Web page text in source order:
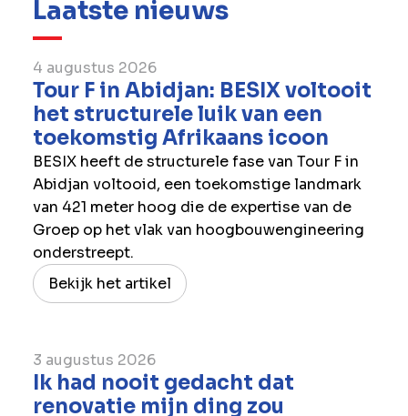
Laatste nieuws
4 augustus 2026
Tour F in Abidjan: BESIX voltooit
het structurele luik van een
toekomstig Afrikaans icoon
BESIX heeft de structurele fase van Tour F in
Abidjan voltooid, een toekomstige landmark
van 421 meter hoog die de expertise van de
Groep op het vlak van hoogbouwengineering
onderstreept.
Bekijk het artikel
3 augustus 2026
Ik had nooit gedacht dat
renovatie mijn ding zou